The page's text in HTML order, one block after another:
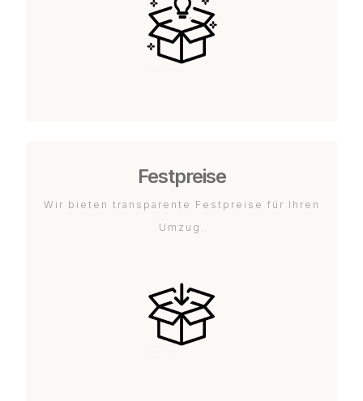
Festpreise
Wir bieten transparente Festpreise für Ihren
Umzug.